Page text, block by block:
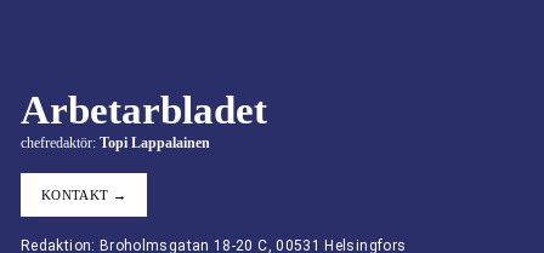
Arbetarbladet
chefredaktör: Topi Lappalainen
KONTAKT →
Redaktion: Broholmsgatan 18-20 C, 00531 Helsingfors